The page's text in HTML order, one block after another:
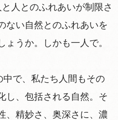
人とのふれあいが制限さ
ない自然とのふれあいを
ょうか。しかも一人で。
で、私たち人間もその
し、包括される自然。そ
、精妙さ、奥深さに、濃